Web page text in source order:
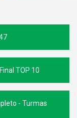
TOP 10
- Turmas